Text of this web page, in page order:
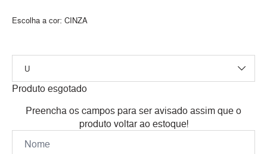
Escolha a cor: CINZA
Produto esgotado
Preencha os campos para ser avisado assim que o
produto voltar ao estoque!